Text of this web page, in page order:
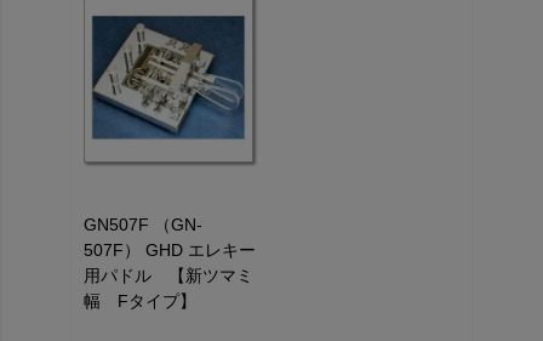
GN507F （GN-
507F） GHD エレキー
用パドル 【新ツマミ
幅 Fタイプ】